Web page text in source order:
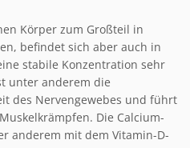
Körper zum Großteil in
befindet sich aber auch in
stabile Konzentration sehr
unter anderem die
des Nervengewebes und führt
Die Calcium-
anderem mit dem Vitamin-D-